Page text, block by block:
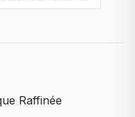
Raffinée